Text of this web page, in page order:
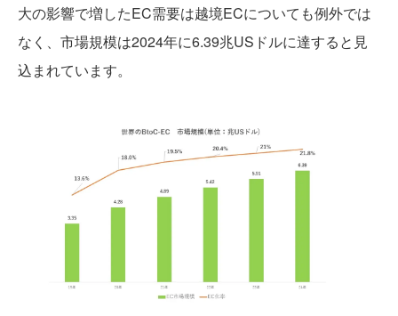
大の影響で増したEC需要は越境ECについても例外では
なく、市場規模は2024年に6.39兆USドルに達すると見
込まれています。